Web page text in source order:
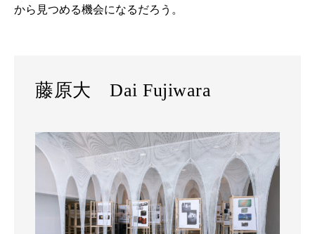
から見つめる機会になるだろう。
藤原大 Dai Fujiwara